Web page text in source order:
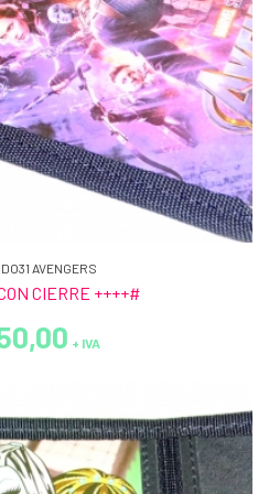
AVENGERS
CIERRE ++++#
+ IVA